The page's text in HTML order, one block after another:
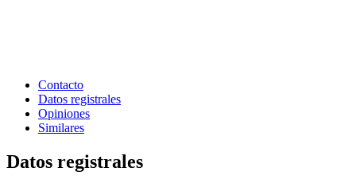
Contacto
Datos registrales
Opiniones
Similares
Datos registrales